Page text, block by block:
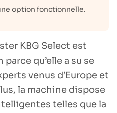
option fonctionnelle.
KBG Select est
qu’elle a su se
venus d’Europe et
la machine dispose
telles que la